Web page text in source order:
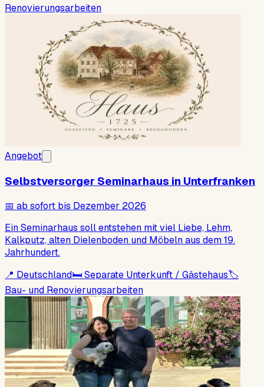
Renovierungsarbeiten
Angebot
Selbstversorger Seminarhaus in Unterfranken
📅 ab sofort bis Dezember 2026
Ein Seminarhaus soll entstehen mit viel Liebe, Lehm,
Kalkputz, alten Dielenboden und Möbeln aus dem 19.
Jahrhundert.
📍 Deutschland🛏Separate Unterkunft / Gästehaus🏷
Bau- und Renovierungsarbeiten